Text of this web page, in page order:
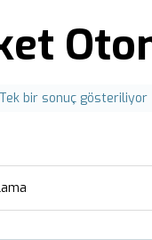
Tek bir sonuç gösteriliyor